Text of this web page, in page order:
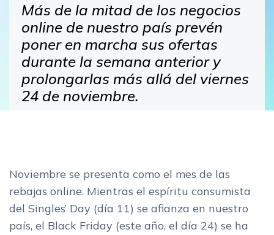
Más de la mitad de los negocios
online de nuestro país prevén
poner en marcha sus ofertas
durante la semana anterior y
prolongarlas más allá del viernes
24 de noviembre.
Noviembre se presenta como el mes de las
rebajas online. Mientras el espíritu consumista
del Singles’ Day (día 11) se afianza en nuestro
país, el Black Friday (este año, el día 24) se ha